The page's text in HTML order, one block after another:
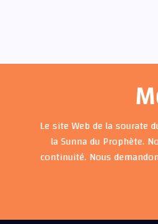
Le site Web de la sourate
la Sunna du Prophète.
continuité. Nous